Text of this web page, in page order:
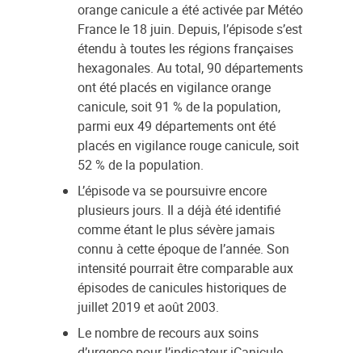
orange canicule a été activée par Météo
France le 18 juin. Depuis, l’épisode s’est
étendu à toutes les régions françaises
hexagonales. Au total, 90 départements
ont été placés en vigilance orange
canicule, soit 91 % de la population,
parmi eux 49 départements ont été
placés en vigilance rouge canicule, soit
52 % de la population.
L’épisode va se poursuivre encore
plusieurs jours. Il a déjà été identifié
comme étant le plus sévère jamais
connu à cette époque de l’année. Son
intensité pourrait être comparable aux
épisodes de canicules historiques de
juillet 2019 et août 2003.
Le nombre de recours aux soins